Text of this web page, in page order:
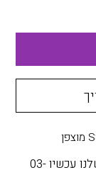
דברו עם יועצי התכשיטים שלנו עכשיו 03-